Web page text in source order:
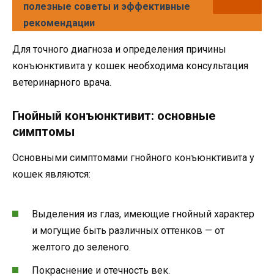
полезные советы и эффективные
рекомендации
Для точного диагноза и определения причины
конъюнктивита у кошек необходима консультация
ветеринарного врача.
Гнойный конъюнктивит: основные
симптомы
Основными симптомами гнойного конъюнктивита у
кошек являются:
Выделения из глаз, имеющие гнойный характер
и могущие быть различных оттенков — от
желтого до зеленого.
Покраснение и отечность век.